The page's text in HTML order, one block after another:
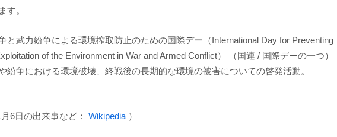
す。
と武力紛争による環境搾取防止のための国際デー（International Day for Preventing
of the Environment in War and Armed Conflict） （国連 / 国際デーの一つ）
紛争における環境破壊、終戦後の長期的な環境の被害についての啓発活動。
月6日の出来事など： Wikipedia ）